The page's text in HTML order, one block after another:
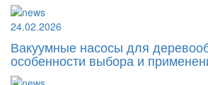
24.02.2026
Вакуумные насосы для
особенности выбора и